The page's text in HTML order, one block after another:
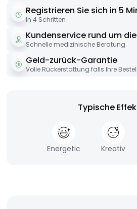
Registrieren Sie sich in 5
In 4 Schritten
Kundenservice rund um
Schnelle medizinische Beratung
Geld-zurück-Garantie
Volle Rückerstattung falls Ihre
Typische
Energetic Kreativ